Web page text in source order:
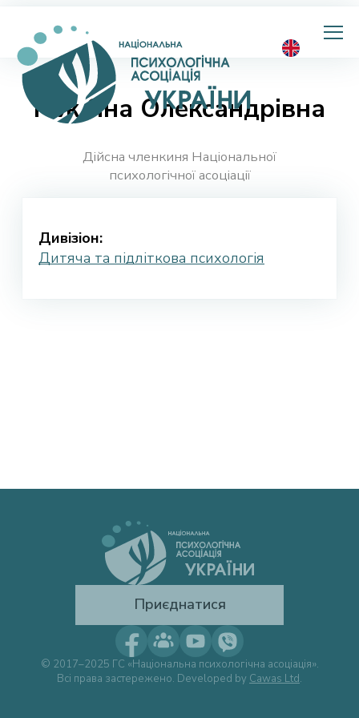
Національна
психологічна
Гож Яна Олександрівна
Дійсна членкиня Національної
психологічної асоціації
Дивізіон:
Дитяча та підліткова психологія
Приєднатися
© 2017–2025 ГС «Національна психологічна асоціація».
Всі права застережено. Developed by Cawas Ltd.